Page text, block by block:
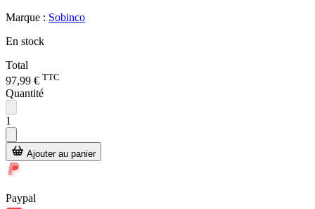
Marque : Sobinco
En stock
Total
97,99 € TTC
Quantité
1
Ajouter au panier
Paypal